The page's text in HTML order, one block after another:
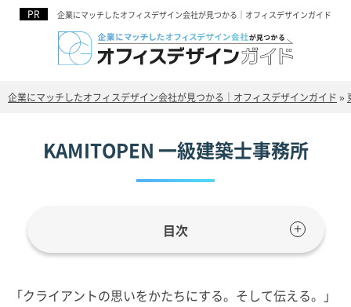
企業にマッチしたオフィスデザイン会社が見つかる｜オフィスデザインガイド
企業にマッチしたオフィスデザイン会社が見つかる｜オフィスデザインガイド »
KAMITOPEN 一級建築士事務所
目次
「クライアントの思いをかたちにする。そして伝える。」